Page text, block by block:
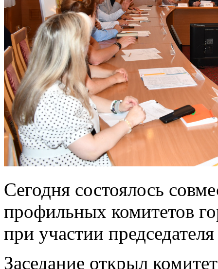
Сегодня состоялось
профильных комитетов
при участии
Заседание открыл